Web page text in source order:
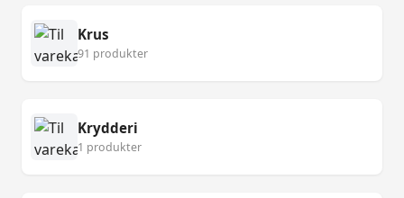
Krus
91 produkter
Krydderi
1 produkter